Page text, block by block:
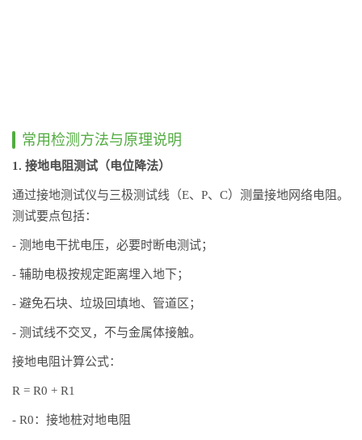
常用检测方法与原理说明
1. 接地电阻测试（电位降法）
通过接地测试仪与三极测试线（E、P、C）测量接地网络电阻。
测试要点包括：
- 测地电干扰电压，必要时断电测试；
- 辅助电极按规定距离埋入地下；
- 避免石块、垃圾回填地、管道区；
- 测试线不交叉，不与金属体接触。
接地电阻计算公式：
R = R0 + R1
- R0：接地桩对地电阻